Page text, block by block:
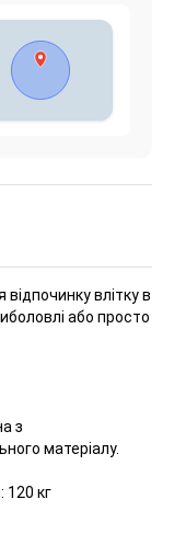
влітку в
або просто
з
матеріалу.
кг